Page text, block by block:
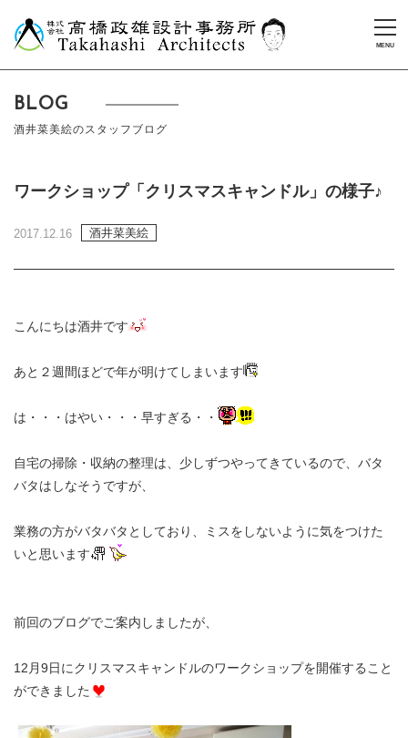
BLOG
酒井菜美絵のスタッフブログ
ワークショップ「クリスマスキャンドル」の様子♪
2017.12.16 酒井菜美絵
こんにちは酒井です
あと２週間ほどで年が明けてしまいます
は・・・はやい・・・早すぎる・・
自宅の掃除・収納の整理は、少しずつやってきているので、バタ
バタはしなそうですが、
業務の方がバタバタとしており、ミスをしないように気をつけた
いと思います
前回のブログでご案内しましたが、
12月9日にクリスマスキャンドルのワークショップを開催すること
ができました